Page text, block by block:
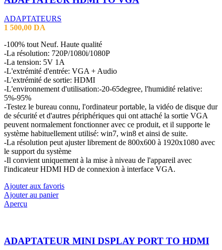
ADAPTATEURS
1 500,00 DA
-100% tout Neuf. Haute qualité
-La résolution: 720P/1080i/1080P
-La tension: 5V 1A
-L'extrémité d'entrée: VGA + Audio
-L'extrémité de sortie: HDMI
-L'environnement d'utilisation:-20-65degree, l'humidité relative:
5%-95%
-Testez le bureau connu, l'ordinateur portable, la vidéo de disque dur
de sécurité et d'autres périphériques qui ont attaché la sortie VGA
peuvent normalement fonctionner avec ce produit, et il supporte le
système habituellement utilisé: win7, win8 et ainsi de suite.
-La résolution peut ajuster librement de 800x600 à 1920x1080 avec
le support du système
-Il convient uniquement à la mise à niveau de l'appareil avec
l'indicateur HDMI HD de connexion à interface VGA.
Ajouter aux favoris
Ajouter au panier
Aperçu
ADAPTATEUR MINI DSPLAY PORT TO HDMI